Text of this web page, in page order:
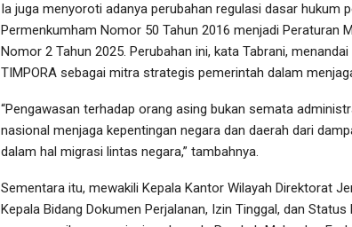
Ia juga menyoroti adanya perubahan regulasi dasar hukum
Permenkumham Nomor 50 Tahun 2016 menjadi Peraturan
Nomor 2 Tahun 2025. Perubahan ini, kata Tabrani,
TIMPORA sebagai mitra strategis pemerintah dalam
“Pengawasan terhadap orang asing bukan semata
nasional menjaga kepentingan negara dan daerah dari
dalam hal migrasi lintas negara,” tambahnya.
Sementara itu, mewakili Kepala Kantor Wilayah Direktorat
Kepala Bidang Dokumen Perjalanan, Izin Tinggal, dan